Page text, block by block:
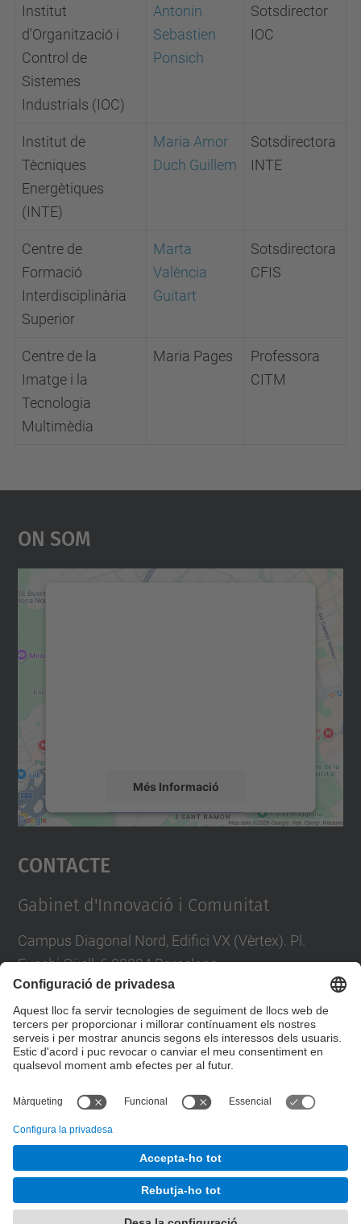
Institut
d'Organització i
Control de
Sistemes
Industrials (IOC)
Antonin
Sebastien
Ponsich
Sotsdirector
IOC
Institut de
Tècniques
Energètiques
(INTE)
Maria Amor
Duch Guillem
Sotsdirectora
INTE
Centre de
Formació
Interdisciplinària
Superior
Marta
València
Guitart
Sotsdirectora
CFIS
Centre de la
Imatge i la
Tecnologia
Multimèdia
Maria Pages
Professora
CITM
On Som
Més Informació
Accepta
powered by
Contacte
Gabinet d'Innovació i Comunitat
Campus Diagonal Nord, Edifici VX (Vèrtex). Pl.
Eusebi Güell, 6 08034 Barcelona
Directori UPC
Formulari de contacte
Gabinet d'Innovació i Comunitat
Desenvolupat amb